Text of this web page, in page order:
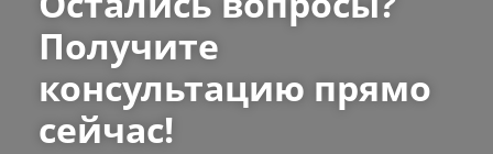
Получите
консультацию прямо
сейчас!